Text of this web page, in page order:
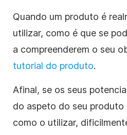
Quando um produto é
utilizar, como é que se
a compreenderem o seu
tutorial do produto.
Afinal, se os seus
do aspeto do seu produto
como o utilizar,